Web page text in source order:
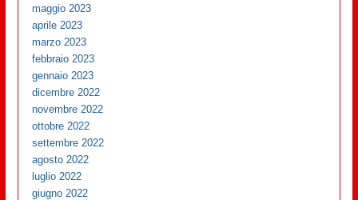
maggio 2023
aprile 2023
marzo 2023
febbraio 2023
gennaio 2023
dicembre 2022
novembre 2022
ottobre 2022
settembre 2022
agosto 2022
luglio 2022
giugno 2022